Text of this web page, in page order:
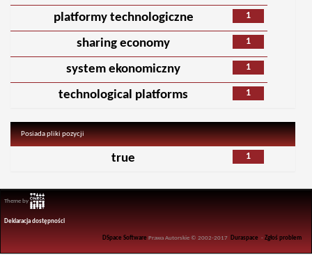
1
platformy technologiczne
1
sharing economy
1
system ekonomiczny
1
technological platforms
Posiada pliki pozycji
1
true
Theme by
Deklaracja dostępności
DSpace Software Prawa Autorskie © 2002-2017 Duraspace -Zgłoś problem